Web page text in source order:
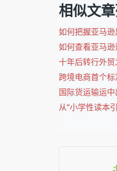
相似文
如何把握亚马
如何查看亚马
十年后转行外
跨境电商首个
国际货运输运
从“小学性读本